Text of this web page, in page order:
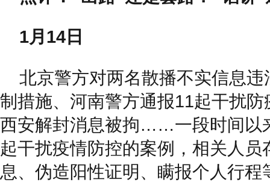
1月14日
北京警方对两名散播不实信息
制措施、河南警方通报11起干扰
西安解封消息被拘……一段时间以
起干扰疫情防控的案例，相关人员
息、伪造阳性证明、瞒报个人行程